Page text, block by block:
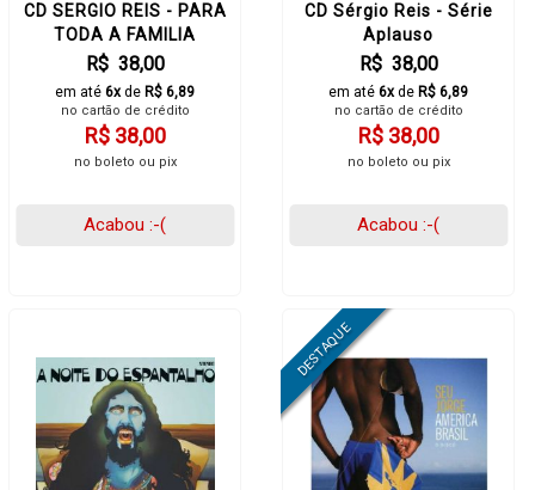
CD SERGIO REIS - PARA
TODA A FAMILIA
R$ 38,00
em até 6xde R$ 6,89
no cartão de crédito
R$ 38,00
no boleto ou pix
Acabou :-(
CD Sérgio Reis - Série
Aplauso
R$ 38,00
em até 6xde R$ 6,89
no cartão de crédito
R$ 38,00
no boleto ou pix
Acabou :-(